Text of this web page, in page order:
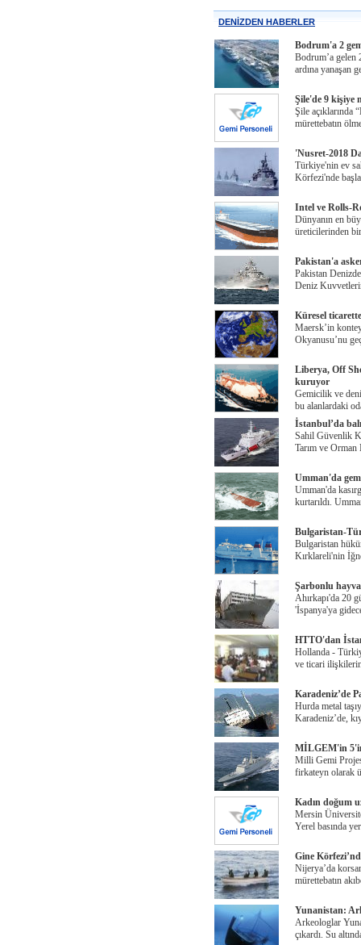
DENİZDEN HABERLER
Bodrum'a 2
Bodrum’a
ardına yanaşan
Şile'de 9 kişiye
Şile açıklarında
mürettebatın
'Nusret-2018
Türkiye'nin ev
Körfezi'nde
Intel ve Rolls-
Dünyanın en
üreticilerinden
Pakistan'a
Pakistan
Deniz
Küresel
Maersk’in
Okyanusu’nu
Liberya, Off
kuruyor
Gemicilik ve
bu alanlardaki
İstanbul’da
Sahil Güvenlik
Tarım ve
Umman'da
Umman'da
kurtarıldı.
Bulgaristan-
Bulgaristan
Kırklareli'nin
Şarbonlu
Ahırkapı'da 20
'İspanya'ya
HTTO'dan
Hollanda -
ve ticari
Karadeniz’de
Hurda metal
Karadeniz’de,
MİLGEM'in
Milli Gemi
firkateyn olarak
Kadın doğum
Mersin
Yerel basında
Gine
Nijerya’da
mürettebatın
Yunanistan:
Arkeologlar
çıkardı. Su